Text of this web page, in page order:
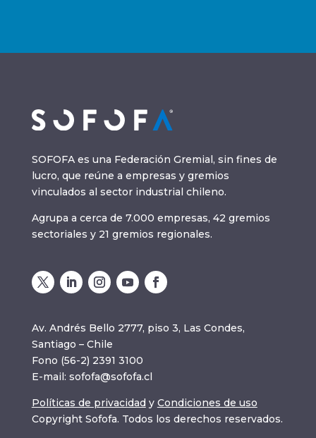
SOFOFA es una Federación Gremial, sin fines de
lucro, que reúne a empresas y gremios
vinculados al sector industrial chileno.
Agrupa a cerca de 7.000 empresas, 42 gremios
sectoriales y 21 gremios regionales.
Av. Andrés Bello 2777, piso 3, Las Condes,
Santiago – Chile
Fono (56-2) 2391 3100
E-mail: sofofa@sofofa.cl
Políticas de privacidad y Condiciones de uso
Copyright Sofofa. Todos los derechos reservados.